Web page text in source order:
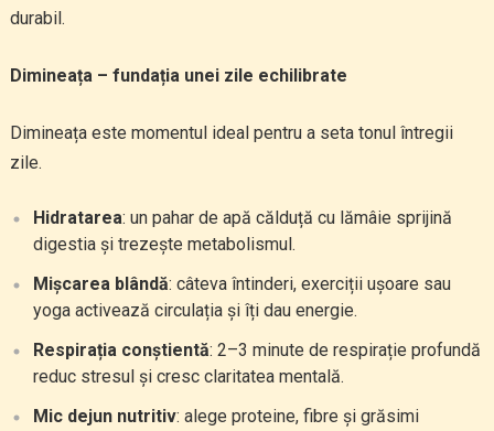
durabil.
Dimineața – fundația unei zile echilibrate
Dimineața este momentul ideal pentru a seta tonul întregii
zile.
Hidratarea: un pahar de apă călduță cu lămâie sprijină
digestia și trezește metabolismul.
Mișcarea blândă: câteva întinderi, exerciții ușoare sau
yoga activează circulația și îți dau energie.
Respirația conștientă: 2–3 minute de respirație profundă
reduc stresul și cresc claritatea mentală.
Mic dejun nutritiv: alege proteine, fibre și grăsimi